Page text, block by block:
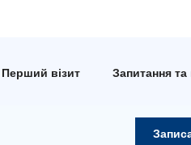
Перший візит Запитання та